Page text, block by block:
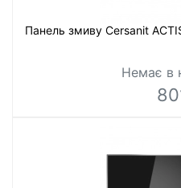
Панель змиву Cersanit
Немає в